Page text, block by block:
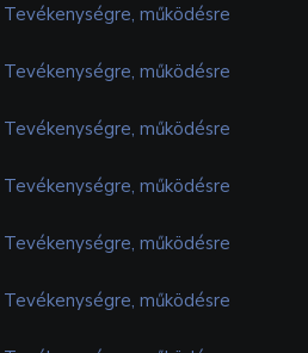
működésre
működésre
működésre
működésre
működésre
működésre